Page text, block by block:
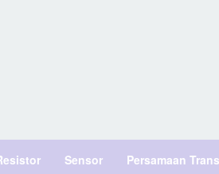
Sensor Persamaan